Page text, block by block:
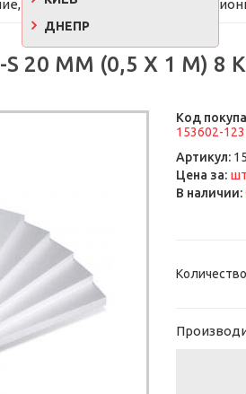
ДНЕПР
фасад Утеплители и
S 20 ММ (0,5 Х 1 М) 8
Код
153602-
Артикул:
Цена за: шт
В наличии: